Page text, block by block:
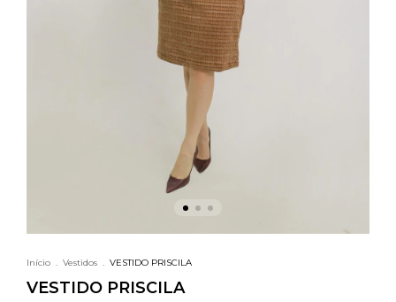
Início . Vestidos . VESTIDO PRISCILA
VESTIDO PRISCILA